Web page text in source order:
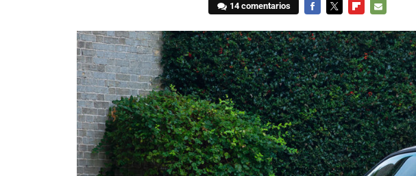
14 comentarios
MAIL